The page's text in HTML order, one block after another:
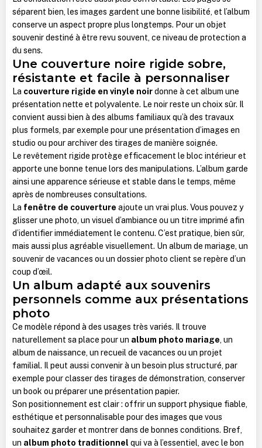
séparent bien, les images gardent une bonne lisibilité, et l’album
conserve un aspect propre plus longtemps. Pour un objet
souvenir destiné à être revu souvent, ce niveau de protection a
du sens.
Une couverture noire rigide sobre,
résistante et facile à personnaliser
La couverture rigide en vinyle noirdonne à cet album une
présentation nette et polyvalente. Le noir reste un choix sûr. Il
convient aussi bien à des albums familiaux qu’à des travaux
plus formels, par exemple pour une présentation d’images en
studio ou pour archiver des tirages de manière soignée.
Le revêtement rigide protège efficacement le bloc intérieur et
apporte une bonne tenue lors des manipulations. L’album garde
ainsi une apparence sérieuse et stable dans le temps, même
après de nombreuses consultations.
La fenêtre de couverture ajoute un vrai plus. Vous pouvez y
glisser une photo, un visuel d’ambiance ou un titre imprimé afin
d’identifier immédiatement le contenu. C’est pratique, bien sûr,
mais aussi plus agréable visuellement. Un album de mariage, un
souvenir de vacances ou un dossier photo client se repère d’un
coup d’œil.
Un album adapté aux souvenirs
personnels comme aux présentations
photo
Ce modèle répond à des usages très variés. Il trouve
naturellement sa place pour un album photo mariage, un
album de naissance, un recueil de vacances ou un projet
familial. Il peut aussi convenir à un besoin plus structuré, par
exemple pour classer des tirages de démonstration, conserver
un book ou préparer une présentation papier.
Son positionnement est clair : offrir un support physique fiable,
esthétique et personnalisable pour des images que vous
souhaitez garder et montrer dans de bonnes conditions. Bref,
un album photo traditionnel qui va à l’essentiel, avec le bon